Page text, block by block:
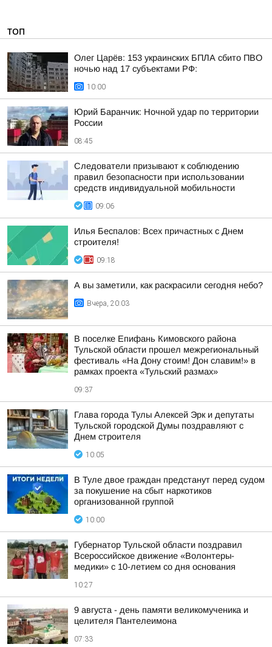
ТОП
Олег Царёв: 153 украинских БПЛА сбито ПВО
ночью над 17 субъектами РФ:
10:00
Юрий Баранчик: Ночной удар по территории
России
08:45
Следователи призывают к соблюдению
правил безопасности при использовании
средств индивидуальной мобильности
09:06
Илья Беспалов: Всех причастных с Днем
строителя!
09:18
А вы заметили, как раскрасили сегодня небо?
Вчера, 20:03
В поселке Епифань Кимовского района
Тульской области прошел межрегиональный
фестиваль «На Дону стоим! Дон славим!» в
рамках проекта «Тульский размах»
09:37
Глава города Тулы Алексей Эрк и депутаты
Тульской городской Думы поздравляют с
Днем строителя
10:05
В Туле двое граждан предстанут перед судом
за покушение на сбыт наркотиков
организованной группой
10:00
Губернатор Тульской области поздравил
Всероссийское движение «Волонтеры-
медики» с 10-летием со дня основания
10:27
9 августа - день памяти великомученика и
целителя Пантелеимона
07:33